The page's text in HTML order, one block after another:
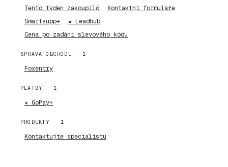
Tento týden zakoupilo
Kontaktní formuláře
Smartsupp+
★ Leadhub
Cena po zadání slevového kódu
SPRÁVA OBCHODU · 1
Foxentry
PLATBY · 1
★ GoPay+
PRODUKTY · 1
Kontaktujte specialistu